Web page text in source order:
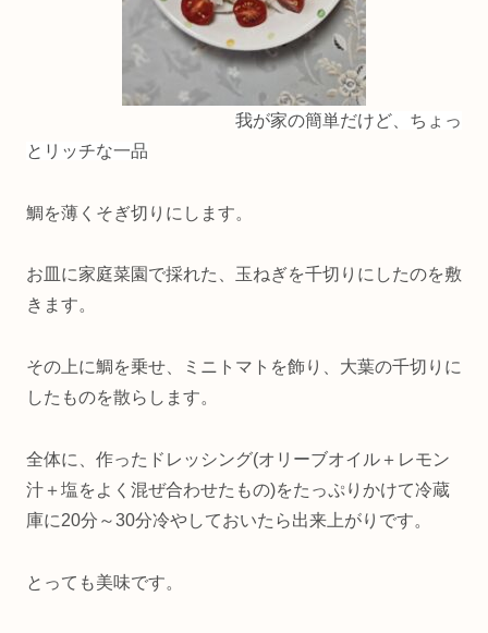
我が家の簡単だけど、ちょっ
とリッチな一品
鯛を薄くそぎ切りにします。
お皿に家庭菜園で採れた、玉ねぎを千切りにしたのを敷
きます。
その上に鯛を乗せ、ミニトマトを飾り、大葉の千切りに
したものを散らします。
全体に、作ったドレッシング(オリーブオイル＋レモン
汁＋塩をよく混ぜ合わせたもの)をたっぷりかけて冷蔵
庫に20分～30分冷やしておいたら出来上がりです。
とっても美味です。